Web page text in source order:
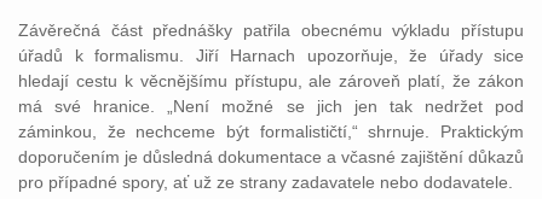
Závěrečná část přednášky patřila obecnému výkladu přístupu
úřadů k formalismu. Jiří Harnach upozorňuje, že úřady sice
hledají cestu k věcnějšímu přístupu, ale zároveň platí, že zákon
má své hranice. „Není možné se jich jen tak nedržet pod
záminkou, že nechceme být formalističtí,“ shrnuje. Praktickým
doporučením je důsledná dokumentace a včasné zajištění důkazů
pro případné spory, ať už ze strany zadavatele nebo dodavatele.